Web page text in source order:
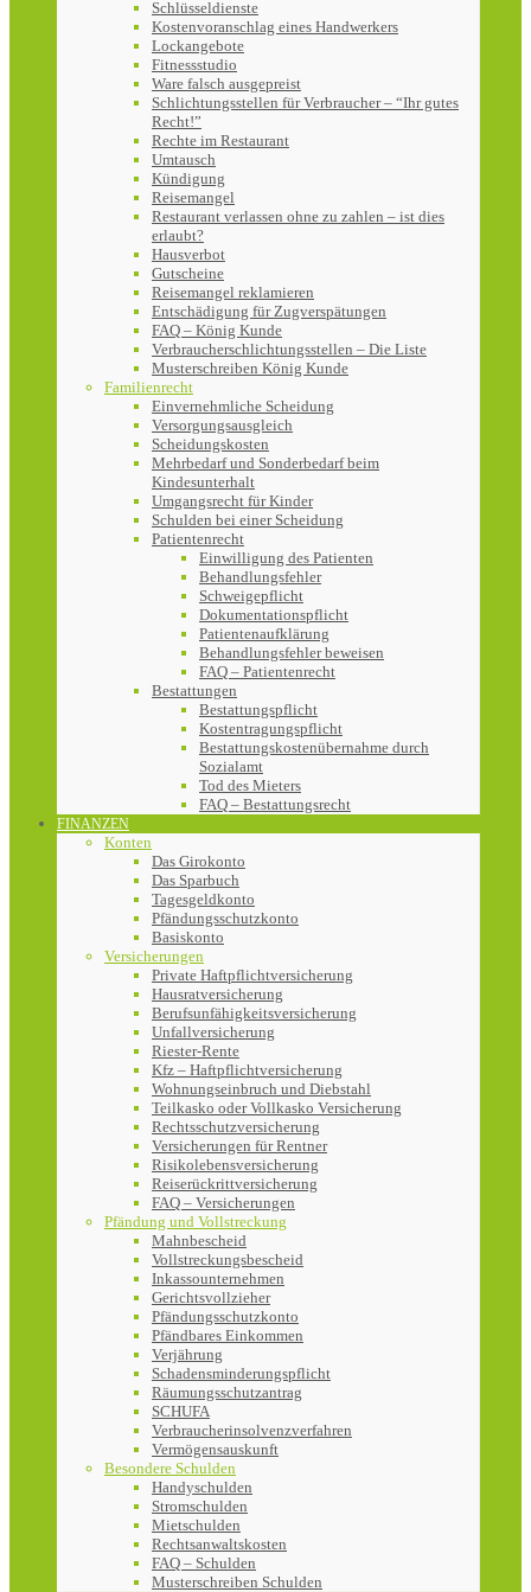
Schlüsseldienste
Kostenvoranschlag eines Handwerkers
Lockangebote
Fitnessstudio
Ware falsch ausgepreist
Schlichtungsstellen für Verbraucher – “Ihr gutes
Recht!”
Rechte im Restaurant
Umtausch
Kündigung
Reisemangel
Restaurant verlassen ohne zu zahlen – ist dies
erlaubt?
Hausverbot
Gutscheine
Reisemangel reklamieren
Entschädigung für Zugverspätungen
FAQ – König Kunde
Verbraucherschlichtungsstellen – Die Liste
Musterschreiben König Kunde
Familienrecht
Einvernehmliche Scheidung
Versorgungsausgleich
Scheidungskosten
Mehrbedarf und Sonderbedarf beim
Kindesunterhalt
Umgangsrecht für Kinder
Schulden bei einer Scheidung
Patientenrecht
Einwilligung des Patienten
Behandlungsfehler
Schweigepflicht
Dokumentationspflicht
Patientenaufklärung
Behandlungsfehler beweisen
FAQ – Patientenrecht
Bestattungen
Bestattungspflicht
Kostentragungspflicht
Bestattungskostenübernahme durch
Sozialamt
Tod des Mieters
FAQ – Bestattungsrecht
FINANZEN
Konten
Das Girokonto
Das Sparbuch
Tagesgeldkonto
Pfändungsschutzkonto
Basiskonto
Versicherungen
Private Haftpflichtversicherung
Hausratversicherung
Berufsunfähigkeitsversicherung
Unfallversicherung
Riester-Rente
Kfz – Haftpflichtversicherung
Wohnungseinbruch und Diebstahl
Teilkasko oder Vollkasko Versicherung
Rechtsschutzversicherung
Versicherungen für Rentner
Risikolebensversicherung
Reiserückrittversicherung
FAQ – Versicherungen
Pfändung und Vollstreckung
Mahnbescheid
Vollstreckungsbescheid
Inkassounternehmen
Gerichtsvollzieher
Pfändungsschutzkonto
Pfändbares Einkommen
Verjährung
Schadensminderungspflicht
Räumungsschutzantrag
SCHUFA
Verbraucherinsolvenzverfahren
Vermögensauskunft
Besondere Schulden
Handyschulden
Stromschulden
Mietschulden
Rechtsanwaltskosten
FAQ – Schulden
Musterschreiben Schulden